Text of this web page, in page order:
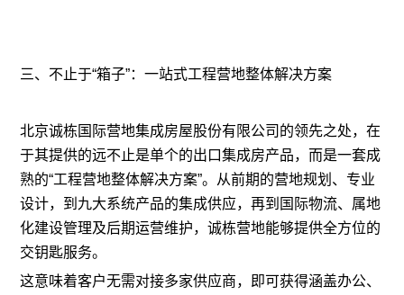
三、不止于“箱子”：一站式工程营地整体解决方案
北京诚栋国际营地集成房屋股份有限公司的领先之处，在
于其提供的远不止是单个的出口集成房产品，而是一套成
熟的“工程营地整体解决方案”。从前期的营地规划、专业
设计，到九大系统产品的集成供应，再到国际物流、属地
化建设管理及后期运营维护，诚栋营地能够提供全方位的
交钥匙服务。
这意味着客户无需对接多家供应商，即可获得涵盖办公、